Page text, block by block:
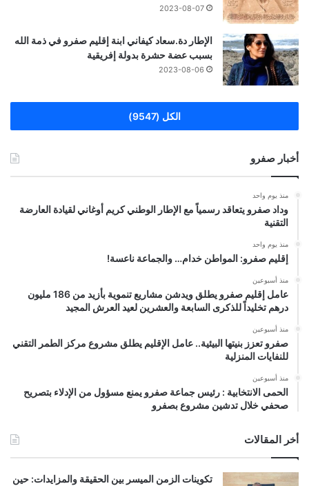
2023-08-07
الإطار دة.سعاد كيفاني ابنة إقليم صفرو في ذمة الله
بسبب عضة حشرة بدولة إفريقية
2023-08-06
الكل (9547)
أخبار صفرو
منذ يوم واحد
وداد صفرو يتعاقد رسمياً مع الإطار الوطني كريم أوغاني لقيادة العارضة
التقنية
منذ يوم واحد
إقليم صفرو: المواطن خدام… والجماعة ناعسة!
منذ أسبوعين
عامل إقليم صفرو يطلق ويدشن مشاريع تنموية بأزيد من 186 مليون
درهم تخليداً للذكرى السابعة والعشرين لعيد العرش المجيد
منذ أسبوعين
صفرو تعزز بنيتها البيئية.. عامل الإقليم يطلق مشروع مركز الطمر التقني
للنفايات المنزلية
منذ أسبوعين
الحمى الانتخابية : رئيس جماعة صفرو يمنع مسؤول من الإدلاء بتصريح
صحفي خلال تدشين مشروع بصفرو
أخر المقالات
تكوينات الزمن الميسر بين الحقيقة والمزايدات: حين